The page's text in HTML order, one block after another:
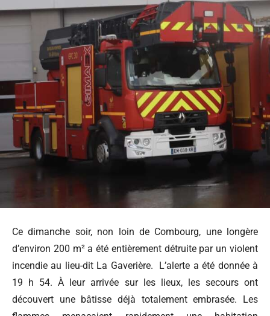
Ce dimanche soir, non loin de Combourg, une longère
d’environ 200 m² a été entièrement détruite par un violent
incendie au lieu-dit La Gaverière. L’alerte a été donnée à
19 h 54. À leur arrivée sur les lieux, les secours ont
découvert une bâtisse déjà totalement embrasée. Les